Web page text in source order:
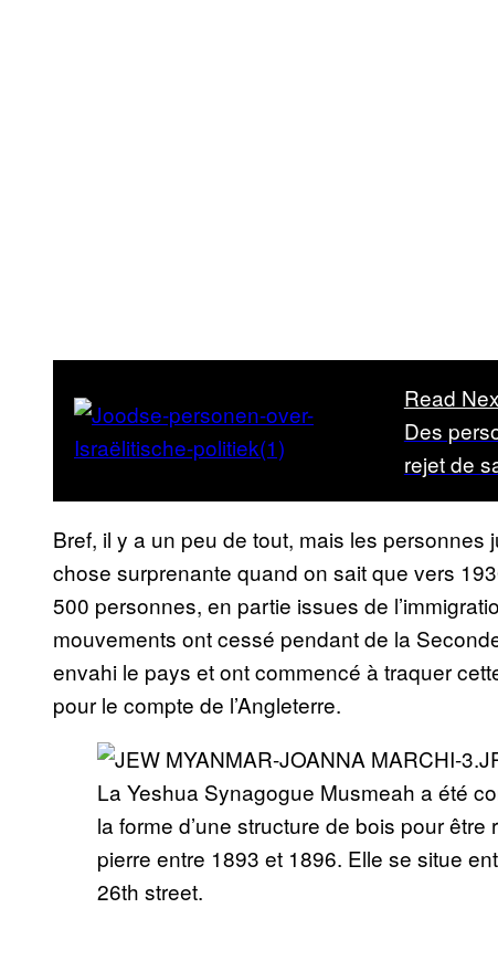
Read
Des
rejet de
Bref, il y a un peu de tout, mais les
chose surprenante quand on sait que vers
500 personnes, en partie issues de
mouvements ont cessé pendant de la
envahi le pays et ont commencé à traquer
pour le compte de l’Angleterre.
La Yeshua Synagogue Musmeah a été
la forme d’une structure de bois pour
pierre entre 1893 et 1896. Elle se situe
26th street.